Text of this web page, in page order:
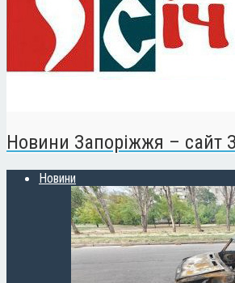
Новини Запоріжжя – сайт
Новини